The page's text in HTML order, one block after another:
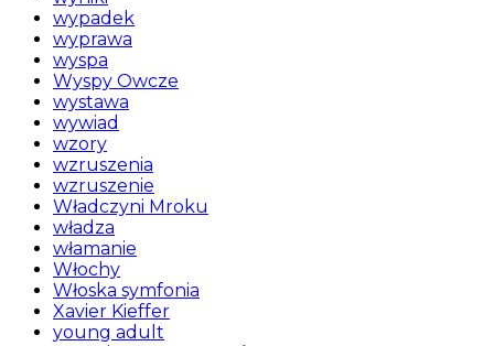
wypadek
wyprawa
wyspa
Wyspy Owcze
wystawa
wywiad
wzory
wzruszenia
wzruszenie
Władczyni Mroku
władza
włamanie
Włochy
Włoska symfonia
Xavier Kieffer
young adult